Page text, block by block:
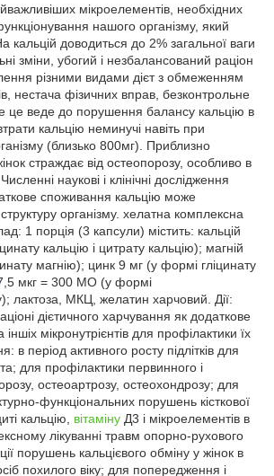
мікроелементів, необхідних
нашого організму, який
кальцій доводиться до 2% загальної ваги
зміни, убогий і незбалансований раціон
різними видами дієт з обмеженням
нестача фізичних вправ, безконтрольне
це веде до порушення балансу кальцію в
кальцію неминучі навіть при
(близько 800мг). Приблизно
страждає від остеопорозу, особливо в
наукові і клінічні дослідження
споживання кальцію може
організму. хелатна комплексна
1 порція (3 капсули) містить: кальцій
кальцію і цитрату кальцію); магній
магнію); цинк 9 мг (у формі гліцинату
мкг = 300 МО (у формі
лактоза, МКЦ, желатин харчовий. Дії:
дієтичного харчування як додаткове
мікронутрієнтів для профілактики їх
в період активного росту підлітків для
для профілактики первинного і
остеоартрозу, остеохондрозу; для
функціональних порушень кісткової
кальцію, вітаміну Д3 і мікроелементів в
лікуванні травм опорно-рухового
порушень кальцієвого обміну у жінок в
похилого віку; для попередження і